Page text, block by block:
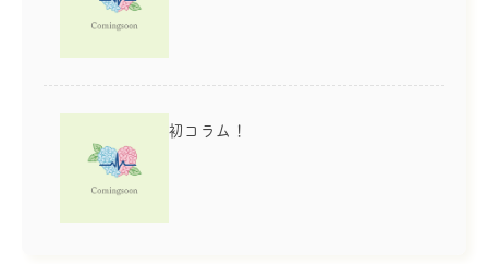
初コラム！